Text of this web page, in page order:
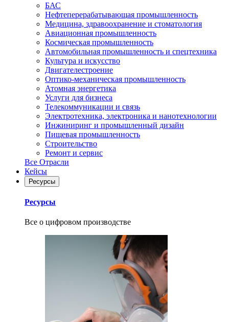
БАС
Нефтеперерабатывающая промышленность
Медицина, здравоохранение и стоматология
Авиационная промышленность
Космическая промышленность
Автомобильная промышленность и спецтехника
Культура и искусство
Двигателестроение
Оптико-механическая промышленность
Атомная энергетика
Услуги для бизнеса
Телекоммуникации и связь
Электротехника, электроника и нанотехнологии
Инжиниринг и промышленный дизайн
Пищевая промышленность
Строительство
Ремонт и сервис
Все Отрасли
Кейсы
Ресурсы
Ресурсы
Все о цифровом производстве